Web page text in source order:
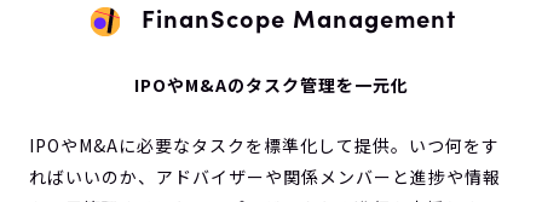
FinanScope Management
IPOやM&Aのタスク管理を一元化
IPOやM&Aに必要なタスクを標準化して提供。いつ何をす
ればいいのか、アドバイザーや関係メンバーと進捗や情報